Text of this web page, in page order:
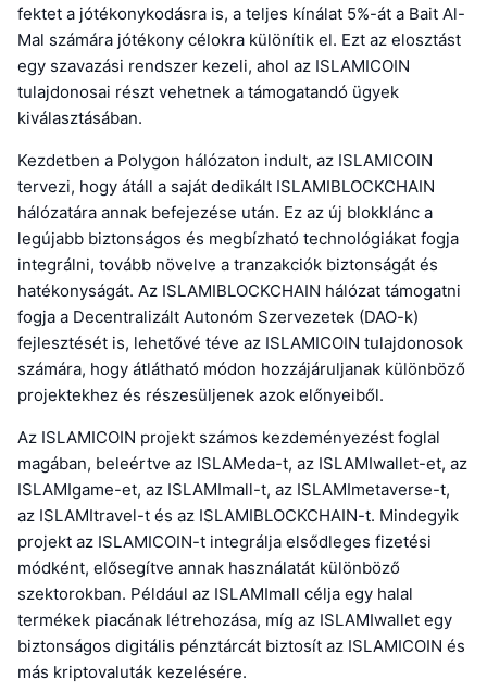
fektet a jótékonykodásra is, a teljes kínálat 5%-át a Bait Al-
Mal számára jótékony célokra különítik el. Ezt az elosztást
egy szavazási rendszer kezeli, ahol az ISLAMICOIN
tulajdonosai részt vehetnek a támogatandó ügyek
kiválasztásában.
Kezdetben a Polygon hálózaton indult, az ISLAMICOIN
tervezi, hogy átáll a saját dedikált ISLAMIBLOCKCHAIN
hálózatára annak befejezése után. Ez az új blokklánc a
legújabb biztonságos és megbízható technológiákat fogja
integrálni, tovább növelve a tranzakciók biztonságát és
hatékonyságát. Az ISLAMIBLOCKCHAIN hálózat támogatni
fogja a Decentralizált Autonóm Szervezetek (DAO-k)
fejlesztését is, lehetővé téve az ISLAMICOIN tulajdonosok
számára, hogy átlátható módon hozzájáruljanak különböző
projektekhez és részesüljenek azok előnyeiből.
Az ISLAMICOIN projekt számos kezdeményezést foglal
magában, beleértve az ISLAMeda-t, az ISLAMIwallet-et, az
ISLAMIgame-et, az ISLAMImall-t, az ISLAMImetaverse-t,
az ISLAMItravel-t és az ISLAMIBLOCKCHAIN-t. Mindegyik
projekt az ISLAMICOIN-t integrálja elsődleges fizetési
módként, elősegítve annak használatát különböző
szektorokban. Például az ISLAMImall célja egy halal
termékek piacának létrehozása, míg az ISLAMIwallet egy
biztonságos digitális pénztárcát biztosít az ISLAMICOIN és
más kriptovaluták kezelésére.